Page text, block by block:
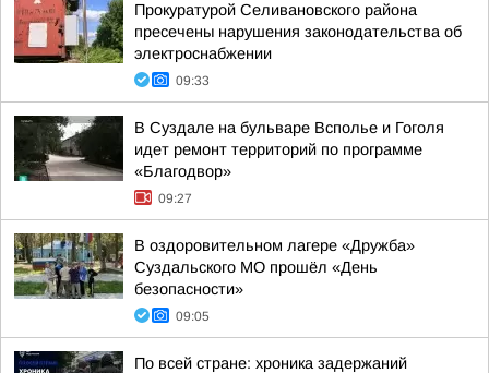
Прокуратурой Селивановского района
пресечены нарушения законодательства об
электроснабжении
09:33
В Суздале на бульваре Всполье и Гоголя
идет ремонт территорий по программе
«Благодвор»
09:27
В оздоровительном лагере «Дружба»
Суздальского МО прошёл «День
безопасности»
09:05
По всей стране: хроника задержаний